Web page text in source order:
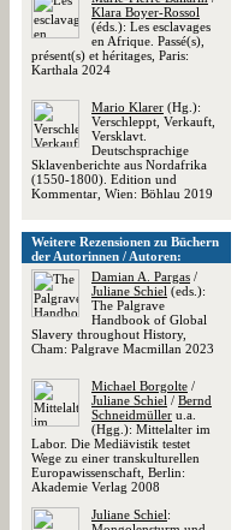
Klara Boyer-Rossol
(éds.): Les esclavages
en Afrique. Passé(s),
présent(s) et héritages, Paris:
Karthala 2024
Mario Klarer (Hg.):
Verschleppt, Verkauft,
Versklavt.
Deutschsprachige
Sklavenberichte aus Nordafrika
(1550-1800). Edition und
Kommentar, Wien: Böhlau 2019
Weitere Rezensionen zu Büchern
der Autorinnen / Autoren:
Damian A. Pargas /
Juliane Schiel (eds.):
The Palgrave
Handbook of Global
Slavery throughout History,
Cham: Palgrave Macmillan 2023
Michael Borgolte /
Juliane Schiel / Bernd
Schneidmüller u.a.
(Hgg.): Mittelalter im
Labor. Die Mediävistik testet
Wege zu einer transkulturellen
Europawissenschaft, Berlin:
Akademie Verlag 2008
Juliane Schiel: